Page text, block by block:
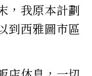
，我原本計劃
到西雅圖市區